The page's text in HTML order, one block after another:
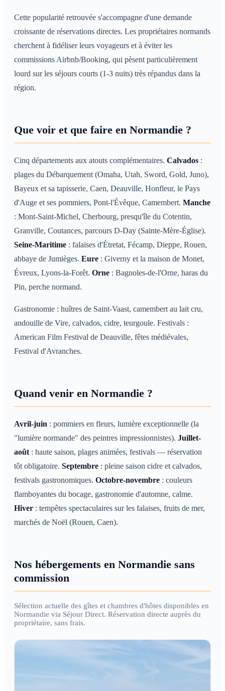
Cette popularité retrouvée s'accompagne d'une demande
croissante de réservations directes. Les propriétaires normands
cherchent à fidéliser leurs voyageurs et à éviter les
commissions Airbnb/Booking, qui pèsent particulièrement
lourd sur les séjours courts (1-3 nuits) très répandus dans la
région.
Que voir et que faire en Normandie ?
Cinq départements aux atouts complémentaires. Calvados :
plages du Débarquement (Omaha, Utah, Sword, Gold, Juno),
Bayeux et sa tapisserie, Caen, Deauville, Honfleur, le Pays
d'Auge et ses pommiers, Pont-l'Évêque, Camembert. Manche
: Mont-Saint-Michel, Cherbourg, presqu'île du Cotentin,
Granville, Coutances, parcours D-Day (Sainte-Mère-Église).
Seine-Maritime : falaises d'Étretat, Fécamp, Dieppe, Rouen,
abbaye de Jumièges. Eure : Giverny et la maison de Monet,
Évreux, Lyons-la-Forêt. Orne : Bagnoles-de-l'Orne, haras du
Pin, perche normand.
Gastronomie : huîtres de Saint-Vaast, camembert au lait cru,
andouille de Vire, calvados, cidre, teurgoule. Festivals :
American Film Festival de Deauville, fêtes médiévales,
Festival d'Avranches.
Quand venir en Normandie ?
Avril-juin : pommiers en fleurs, lumière exceptionnelle (la
"lumière normande" des peintres impressionnistes). Juillet-
août : haute saison, plages animées, festivals — réservation
tôt obligatoire. Septembre : pleine saison cidre et calvados,
festivals gastronomiques. Octobre-novembre : couleurs
flamboyantes du bocage, gastronomie d'automne, calme.
Hiver : tempêtes spectaculaires sur les falaises, fruits de mer,
marchés de Noël (Rouen, Caen).
Nos hébergements en Normandie sans
commission
Sélection actuelle des gîtes et chambres d'hôtes disponibles en
Normandie via Séjour Direct. Réservation directe auprès du
propriétaire, sans frais.